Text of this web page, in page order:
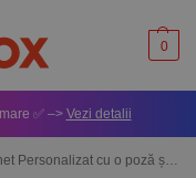
0
✅ –> Vezi detalii
cu o poză și nume – Winnie 10x15cm